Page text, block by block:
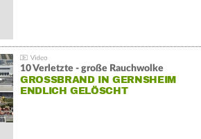
10 Verletzte - große Rauchwolke
GROSSBRAND IN GERNSHEIM E
NDLICH GELÖSCHT